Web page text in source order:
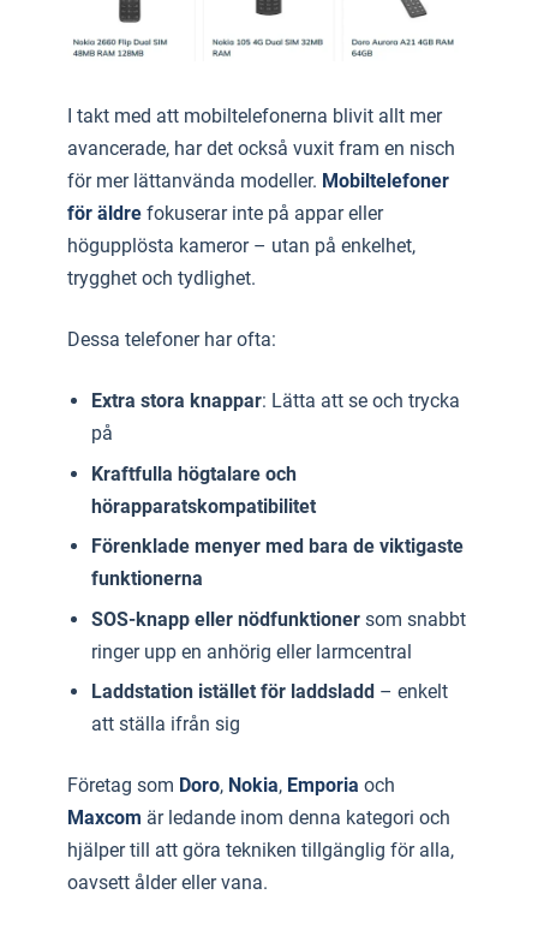
I takt med att mobiltelefonerna blivit allt mer
avancerade, har det också vuxit fram en nisch
för mer lättanvända modeller. Mobiltelefoner
för äldre fokuserar inte på appar eller
högupplösta kameror – utan på enkelhet,
trygghet och tydlighet.
Dessa telefoner har ofta:
Extra stora knappar: Lätta att se och trycka
på
Kraftfulla högtalare och
hörapparatskompatibilitet
Förenklade menyer med bara de viktigaste
funktionerna
SOS-knapp eller nödfunktioner som snabbt
ringer upp en anhörig eller larmcentral
Laddstation istället för laddsladd – enkelt
att ställa ifrån sig
Företag som Doro, Nokia, Emporia och
Maxcom är ledande inom denna kategori och
hjälper till att göra tekniken tillgänglig för alla,
oavsett ålder eller vana.